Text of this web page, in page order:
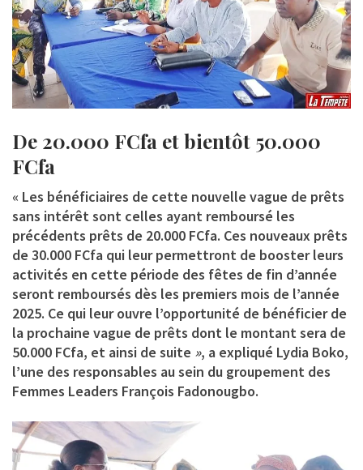
De 20.000 FCfa et bientôt 50.000
FCfa
« Les bénéficiaires de cette nouvelle vague de prêts
sans intérêt sont celles ayant remboursé les
précédents prêts de 20.000 FCfa. Ces nouveaux prêts
de 30.000 FCfa qui leur permettront de booster leurs
activités en cette période des fêtes de fin d’année
seront remboursés dès les premiers mois de l’année
2025. Ce qui leur ouvre l’opportunité de bénéficier de
la prochaine vague de prêts dont le montant sera de
50.000 FCfa, et ainsi de suite », a expliqué Lydia Boko,
l’une des responsables au sein du groupement des
Femmes Leaders François Fadonougbo.